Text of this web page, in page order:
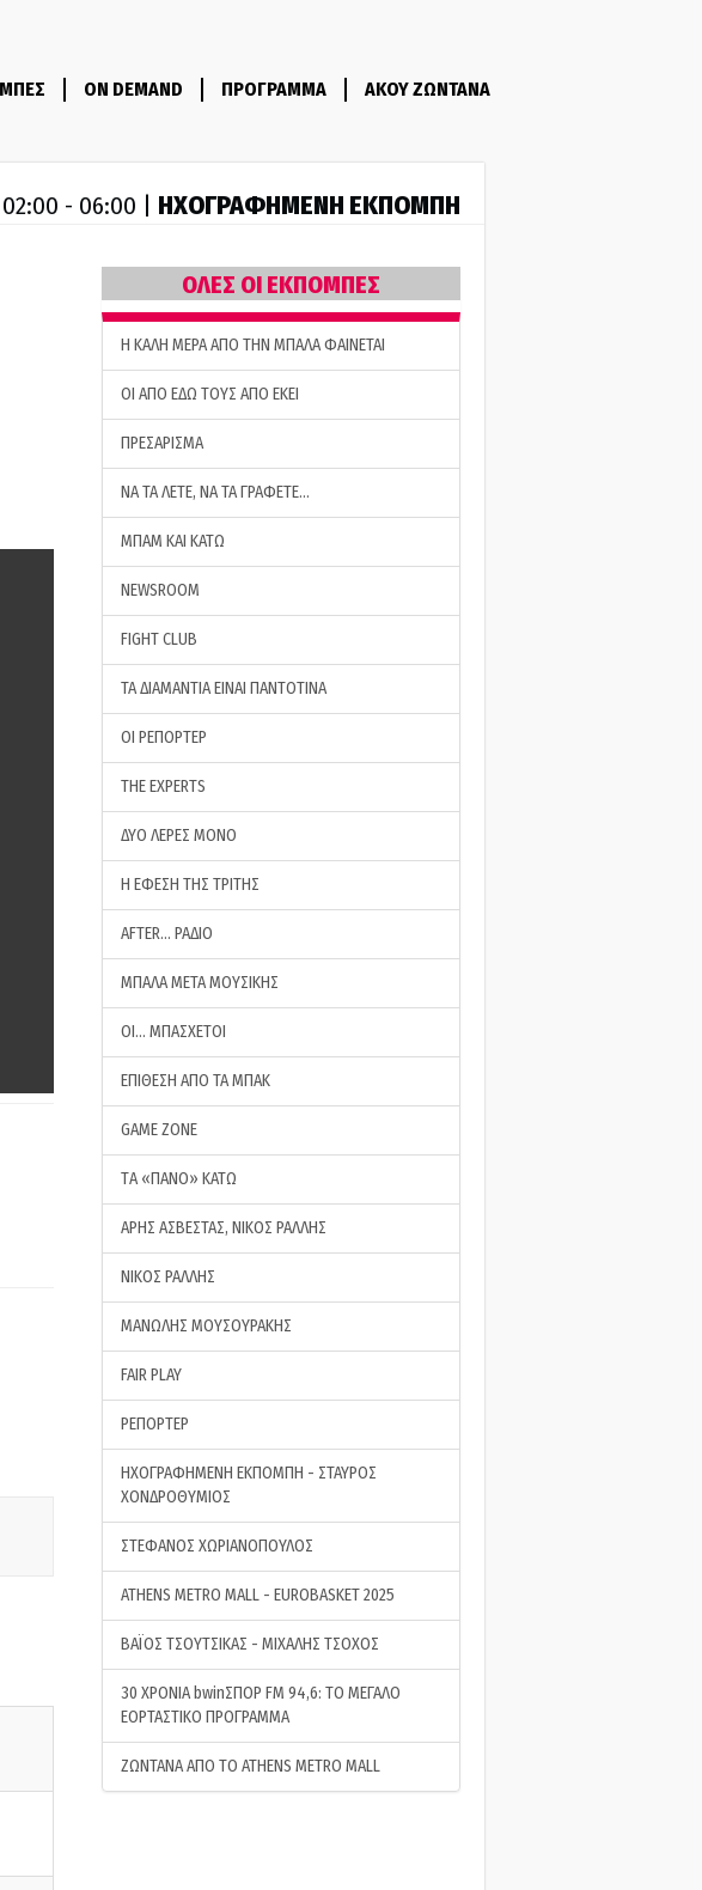
ON DEMAND ΠΡΟΓΡΑΜΜΑ ΑΚΟΥ ΖΩΝΤΑΝΑ
02:00 - 06:00 | ΗΧΟΓΡΑΦΗΜΕΝΗ ΕΚΠΟΜΠΗ
ΟΛΕΣ ΟΙ ΕΚΠΟΜΠΕΣ
H ΚΑΛΗ ΜΕΡΑ ΑΠΟ ΤΗΝ ΜΠΑΛΑ ΦΑΙΝΕΤΑΙ
ΟΙ ΑΠΟ ΕΔΩ ΤΟΥΣ ΑΠΟ ΕΚΕΙ
ΠΡΕΣΑΡΙΣΜΑ
ΝΑ ΤΑ ΛΕΤΕ, ΝΑ ΤΑ ΓΡΑΦΕΤΕ…
ΜΠΑΜ ΚΑΙ ΚΑΤΩ
NEWSROOM
FIGHT CLUB
ΤΑ ΔΙΑΜΑΝΤΙΑ ΕΙΝΑΙ ΠΑΝΤΟΤΙΝΑ
ΟΙ ΡΕΠΟΡΤΕΡ
THE EXPERTS
ΔΥΟ ΛΕΡΕΣ ΜΟΝΟ
Η ΕΦΕΣΗ ΤΗΣ ΤΡΙΤΗΣ
AFTER… ΡΑΔΙΟ
ΜΠΑΛΑ ΜΕΤΑ ΜΟΥΣΙΚΗΣ
ΟΙ… ΜΠΑΣΧΕΤΟΙ
ΕΠΙΘΕΣΗ ΑΠΟ ΤΑ ΜΠΑΚ
GAME ZONE
ΤA «ΠΑΝΟ» ΚΑΤΩ
ΑΡΗΣ ΑΣΒΕΣΤΑΣ, ΝΙΚΟΣ ΡΑΛΛΗΣ
ΝΙΚΟΣ ΡΑΛΛΗΣ
ΜΑΝΩΛΗΣ ΜΟΥΣΟΥΡΑΚΗΣ
FAIR PLAY
ΡΕΠΟΡΤΕΡ
ΗΧΟΓΡΑΦΗΜΕΝΗ ΕΚΠΟΜΠΗ - ΣΤΑΥΡΟΣ
ΧΟΝΔΡΟΘΥΜΙΟΣ
ΣΤΕΦΑΝΟΣ ΧΩΡΙΑΝΟΠΟΥΛΟΣ
ATHENS METRO MALL - EUROBASKET 2025
ΒΑΪΟΣ ΤΣΟΥΤΣΙΚΑΣ - ΜΙΧΑΛΗΣ ΤΣΟΧΟΣ
30 ΧΡΟΝΙΑ bwinΣΠΟΡ FM 94,6: ΤΟ ΜΕΓΑΛΟ
ΕΟΡΤΑΣΤΙΚΟ ΠΡΟΓΡΑΜΜΑ
ΖΩΝΤΑΝΑ ΑΠΟ ΤΟ ATHENS METRO MALL